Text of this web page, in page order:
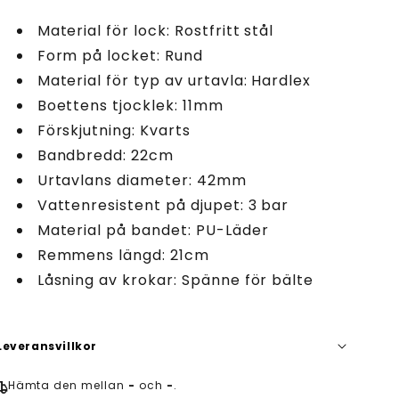
Material för lock: Rostfritt stål
Form på locket: Rund
Material för typ av urtavla: Hardlex
Boettens tjocklek: 11mm
Förskjutning: Kvarts
Bandbredd: 22cm
Urtavlans diameter: 42mm
Vattenresistent på djupet: 3 bar
Material på bandet: PU-Läder
Remmens längd: 21cm
Låsning av krokar: Spänne för bälte
Hämta den mellan - och -.